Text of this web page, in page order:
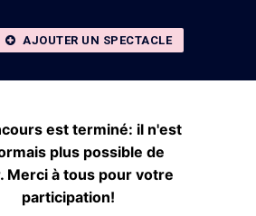
AJOUTER UN SPECTACLE
est terminé: il n'est
plus possible de
Merci à tous pour votre
participation!